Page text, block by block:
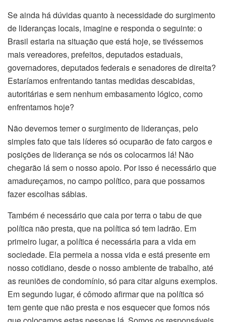
Se ainda há dúvidas quanto à necessidade do surgimento
de lideranças locais, imagine e responda o seguinte: o
Brasil estaria na situação que está hoje, se tivéssemos
mais vereadores, prefeitos, deputados estaduais,
governadores, deputados federais e senadores de direita?
Estaríamos enfrentando tantas medidas descabidas,
autoritárias e sem nenhum embasamento lógico, como
enfrentamos hoje?
Não devemos temer o surgimento de lideranças, pelo
simples fato que tais líderes só ocuparão de fato cargos e
posições de liderança se nós os colocarmos lá! Não
chegarão lá sem o nosso apoio. Por isso é necessário que
amadureçamos, no campo político, para que possamos
fazer escolhas sábias.
Também é necessário que caia por terra o tabu de que
política não presta, que na política só tem ladrão. Em
primeiro lugar, a política é necessária para a vida em
sociedade. Ela permeia a nossa vida e está presente em
nosso cotidiano, desde o nosso ambiente de trabalho, até
as reuniões de condomínio, só para citar alguns exemplos.
Em segundo lugar, é cômodo afirmar que na política só
tem gente que não presta e nos esquecer que fomos nós